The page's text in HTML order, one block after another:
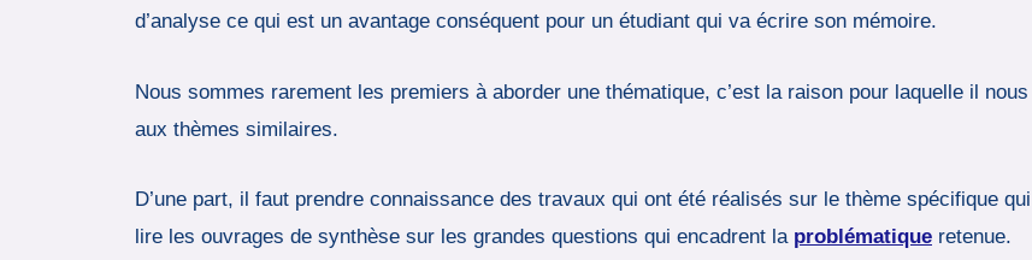
d’analyse ce qui est un avantage conséquent pour un étudiant qui va écrire son mémoire.
Nous sommes rarement les premiers à aborder une thématique, c’est la raison pour laquelle il
aux thèmes similaires.
D’une part, il faut prendre connaissance des travaux qui ont été réalisés sur le thème spécifique
lire les ouvrages de synthèse sur les grandes questions qui encadrent la problématique retenue.